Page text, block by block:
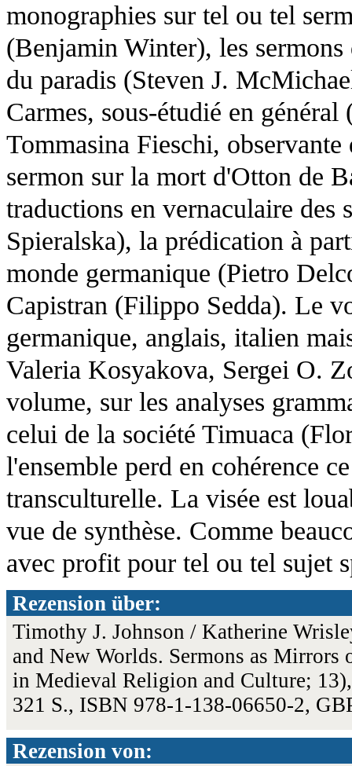
monographies sur tel ou tel
(Benjamin Winter), les
du paradis (Steven J.
Carmes, sous-étudié en
Tommasina Fieschi,
sermon sur la mort d'Otton de
traductions en vernaculaire des
Spieralska), la prédication à
monde germanique (Pietro
Capistran (Filippo Sedda). Le
germanique, anglais, italien
Valeria Kosyakova, Sergei O.
volume, sur les analyses
celui de la société Timuaca
l'ensemble perd en cohérence
transculturelle. La visée est
vue de synthèse. Comme
avec profit pour tel ou tel sujet
Rezension über:
Timothy J. Johnson / Katherine
and New Worlds. Sermons as Mirrors
in Medieval Religion and Culture;
321 S., ISBN 978-1-138-06650-2,
Rezension von: